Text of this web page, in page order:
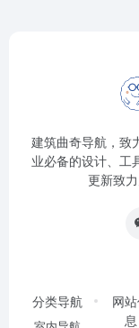
建筑曲奇导航 ，
业必备的设计、工
更新致
分类导航
网
息